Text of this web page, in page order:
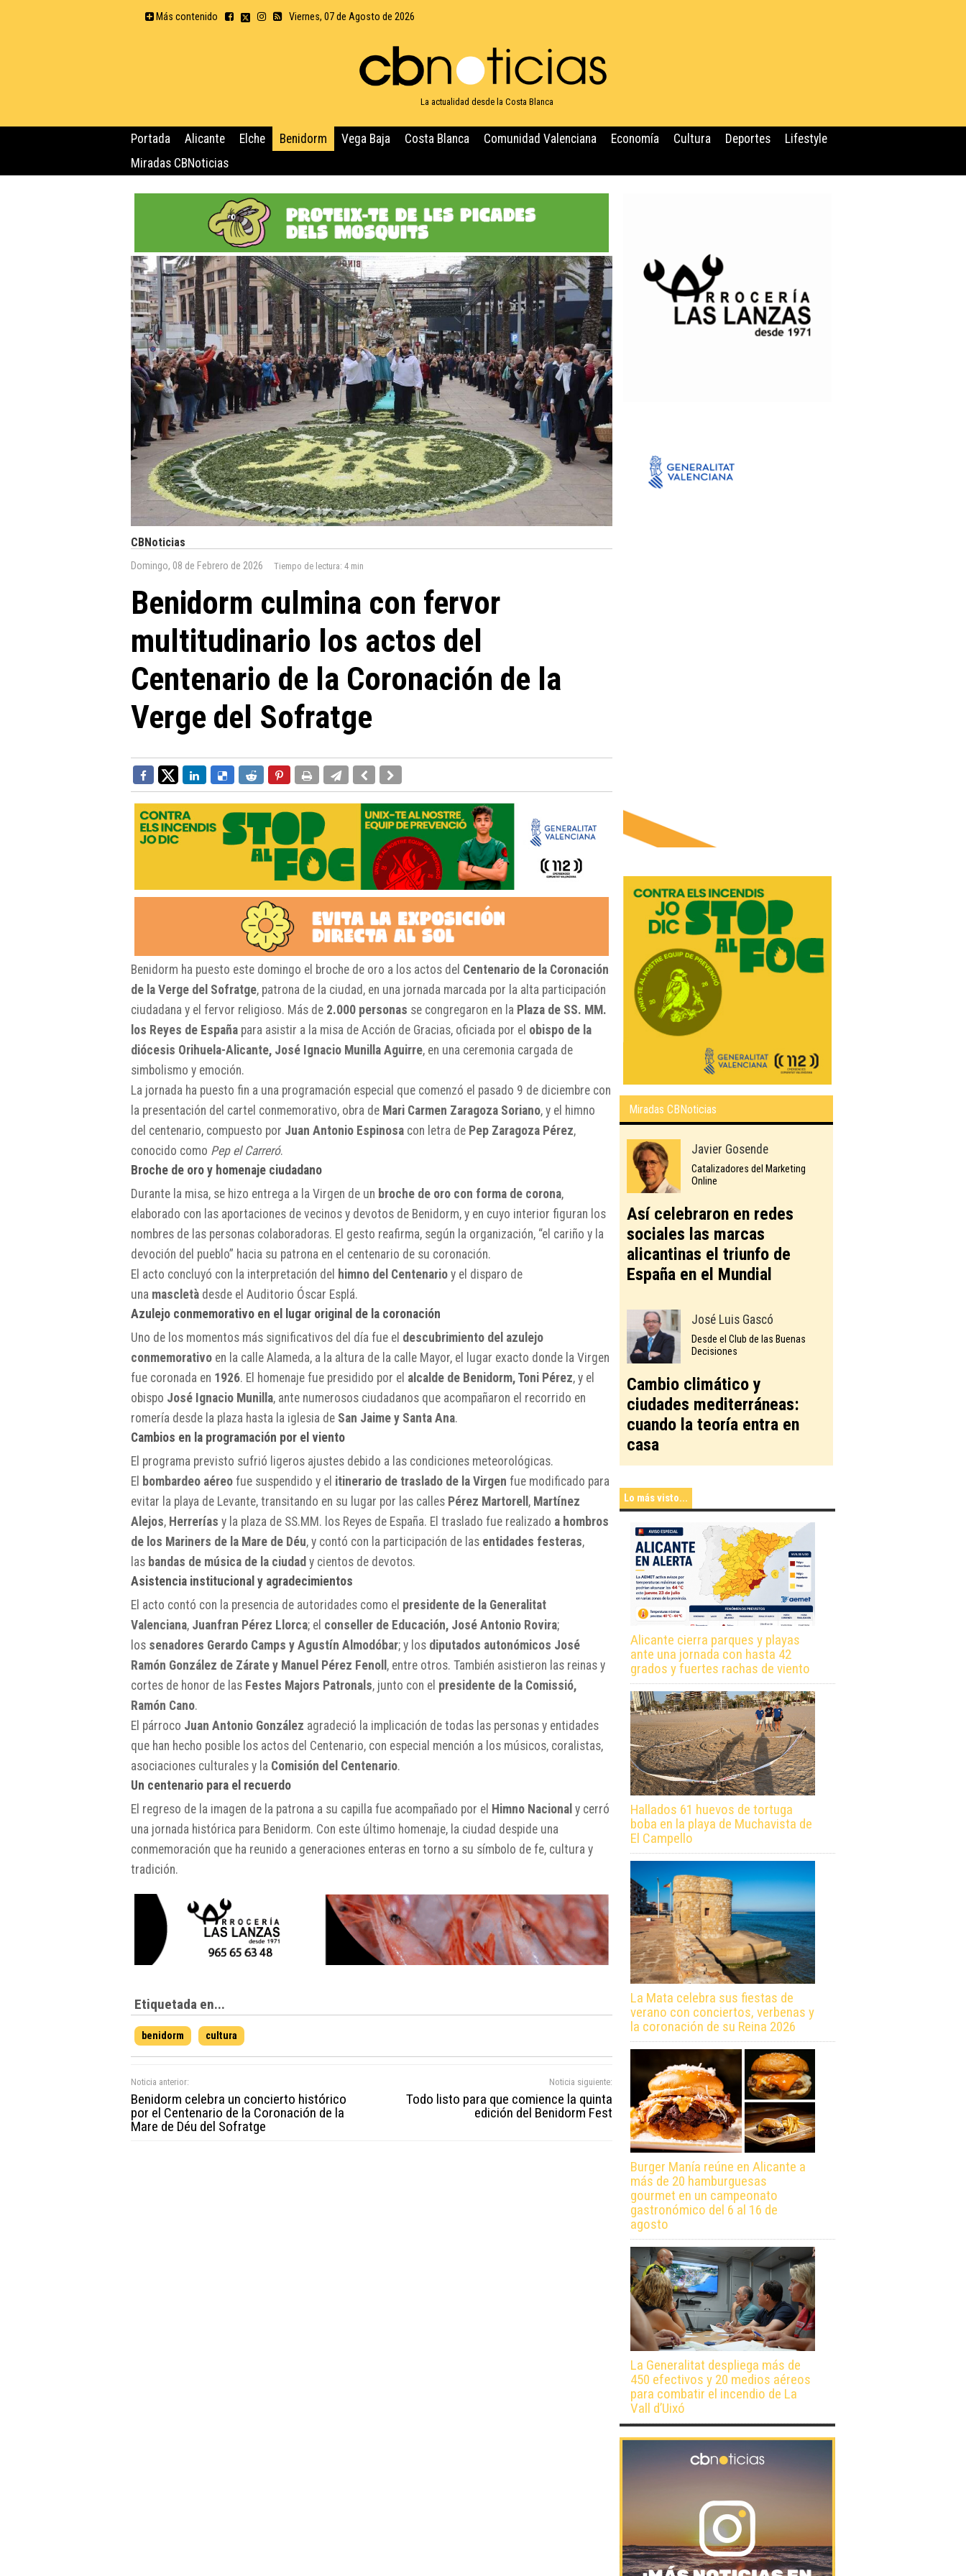
Más contenido Viernes, 07 de Agosto de 2026
La actualidad desde la Costa Blanca
Portada Alicante Elche Benidorm Vega Baja Costa Blanca Comunidad Valenciana Economía Cultura Deportes
Lifestyle
Miradas CBNoticias
CBNoticias
Domingo, 08 de Febrero de 2026 Tiempo de lectura: 4 min
Benidorm culmina con fervor
multitudinario los actos del
Centenario de la Coronación de la
Verge del Sofratge
Benidorm ha puesto este domingo el broche de oro a los actos del Centenario de la Coronación
de la Verge del Sofratge, patrona de la ciudad, en una jornada marcada por la alta participación
ciudadana y el fervor religioso. Más de 2.000 personas se congregaron en la Plaza de SS. MM.
los Reyes de España para asistir a la misa de Acción de Gracias, oficiada por el obispo de la
diócesis Orihuela-Alicante, José Ignacio Munilla Aguirre, en una ceremonia cargada de
simbolismo y emoción.
La jornada ha puesto fin a una programación especial que comenzó el pasado 9 de diciembre con
la presentación del cartel conmemorativo, obra de Mari Carmen Zaragoza Soriano, y el himno
del centenario, compuesto por Juan Antonio Espinosa con letra de Pep Zaragoza Pérez,
conocido como Pep el Carreró.
Broche de oro y homenaje ciudadano
Durante la misa, se hizo entrega a la Virgen de un broche de oro con forma de corona,
elaborado con las aportaciones de vecinos y devotos de Benidorm, y en cuyo interior figuran los
nombres de las personas colaboradoras. El gesto reafirma, según la organización, “el cariño y la
devoción del pueblo” hacia su patrona en el centenario de su coronación.
El acto concluyó con la interpretación del himno del Centenario y el disparo de
una mascletà desde el Auditorio Óscar Esplá.
Azulejo conmemorativo en el lugar original de la coronación
Uno de los momentos más significativos del día fue el descubrimiento del azulejo
conmemorativo en la calle Alameda, a la altura de la calle Mayor, el lugar exacto donde la Virgen
fue coronada en 1926. El homenaje fue presidido por el alcalde de Benidorm, Toni Pérez, y el
obispo José Ignacio Munilla, ante numerosos ciudadanos que acompañaron el recorrido en
romería desde la plaza hasta la iglesia de San Jaime y Santa Ana.
Cambios en la programación por el viento
El programa previsto sufrió ligeros ajustes debido a las condiciones meteorológicas.
El bombardeo aéreo fue suspendido y el itinerario de traslado de la Virgen fue modificado para
evitar la playa de Levante, transitando en su lugar por las calles Pérez Martorell , Martínez
Alejos, Herrerías y la plaza de SS.MM. los Reyes de España. El traslado fue realizado a hombros
de los Mariners de la Mare de Déu, y contó con la participación de las entidades festeras,
las bandas de música de la ciudad y cientos de devotos.
Asistencia institucional y agradecimientos
El acto contó con la presencia de autoridades como el presidente de la Generalitat
Valenciana, Juanfran Pérez Llorca; el conseller de Educación, José Antonio Rovira;
los senadores Gerardo Camps y Agustín Almodóbar; y los diputados autonómicos José
Ramón González de Zárate y Manuel Pérez Fenoll , entre otros. También asistieron las reinas y
cortes de honor de las Festes Majors Patronals, junto con el presidente de la Comissió,
Ramón Cano.
El párroco Juan Antonio González agradeció la implicación de todas las personas y entidades
que han hecho posible los actos del Centenario, con especial mención a los músicos, coralistas,
asociaciones culturales y la Comisión del Centenario.
Un centenario para el recuerdo
El regreso de la imagen de la patrona a su capilla fue acompañado por el Himno Nacional y cerró
una jornada histórica para Benidorm. Con este último homenaje, la ciudad despide una
conmemoración que ha reunido a generaciones enteras en torno a su símbolo de fe, cultura y
tradición.
Etiquetada en...
benidorm cultura
Noticia anterior:
Benidorm celebra un concierto histórico
por el Centenario de la Coronación de la
Mare de Déu del Sofratge
Noticia siguiente:
Todo listo para que comience la quinta
edición del Benidorm Fest
Miradas CBNoticias
Javier Gosende
Catalizadores del Marketing
Online
Así celebraron en redes
sociales las marcas
alicantinas el triunfo de
España en el Mundial
José Luis Gascó
Desde el Club de las Buenas
Decisiones
Cambio climático y
ciudades mediterráneas:
cuando la teoría entra en
casa
Lo más visto...
Alicante cierra parques y playas
ante una jornada con hasta 42
grados y fuertes rachas de viento
Hallados 61 huevos de tortuga
boba en la playa de Muchavista de
El Campello
La Mata celebra sus fiestas de
verano con conciertos, verbenas y
la coronación de su Reina 2026
Burger Manía reúne en Alicante a
más de 20 hamburguesas
gourmet en un campeonato
gastronómico del 6 al 16 de
agosto
La Generalitat despliega más de
450 efectivos y 20 medios aéreos
para combatir el incendio de La
Vall d’Uixó